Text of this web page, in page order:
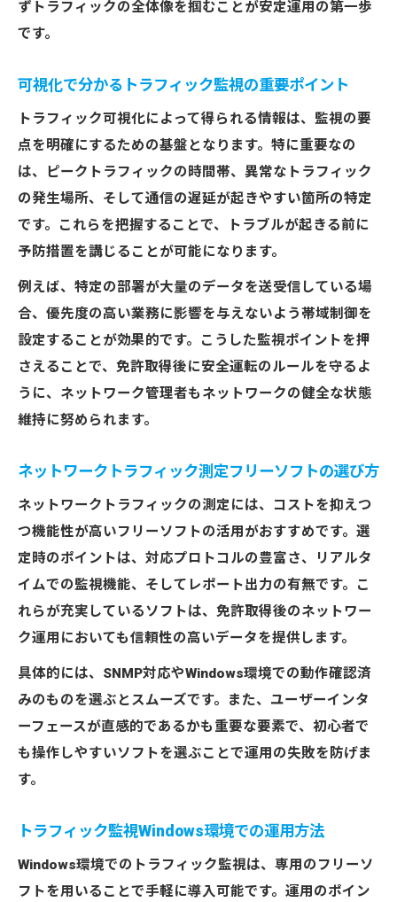
ずトラフィックの全体像を掴むことが安定運用の第一歩
です。
可視化で分かるトラフィック監視の重要ポイント
トラフィック可視化によって得られる情報は、監視の要
点を明確にするための基盤となります。特に重要なの
は、ピークトラフィックの時間帯、異常なトラフィック
の発生場所、そして通信の遅延が起きやすい箇所の特定
です。これらを把握することで、トラブルが起きる前に
予防措置を講じることが可能になります。
例えば、特定の部署が大量のデータを送受信している場
合、優先度の高い業務に影響を与えないよう帯域制御を
設定することが効果的です。こうした監視ポイントを押
さえることで、免許取得後に安全運転のルールを守るよ
うに、ネットワーク管理者もネットワークの健全な状態
維持に努められます。
ネットワークトラフィック測定フリーソフトの選び方
ネットワークトラフィックの測定には、コストを抑えつ
つ機能性が高いフリーソフトの活用がおすすめです。選
定時のポイントは、対応プロトコルの豊富さ、リアルタ
イムでの監視機能、そしてレポート出力の有無です。こ
れらが充実しているソフトは、免許取得後のネットワー
ク運用においても信頼性の高いデータを提供します。
具体的には、SNMP対応やWindows環境での動作確認済
みのものを選ぶとスムーズです。また、ユーザーインタ
ーフェースが直感的であるかも重要な要素で、初心者で
も操作しやすいソフトを選ぶことで運用の失敗を防げま
す。
トラフィック監視Windows環境での運用方法
Windows環境でのトラフィック監視は、専用のフリーソ
フトを用いることで手軽に導入可能です。運用のポイン